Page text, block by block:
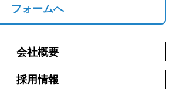
フォームへ
会社概要
採用情報